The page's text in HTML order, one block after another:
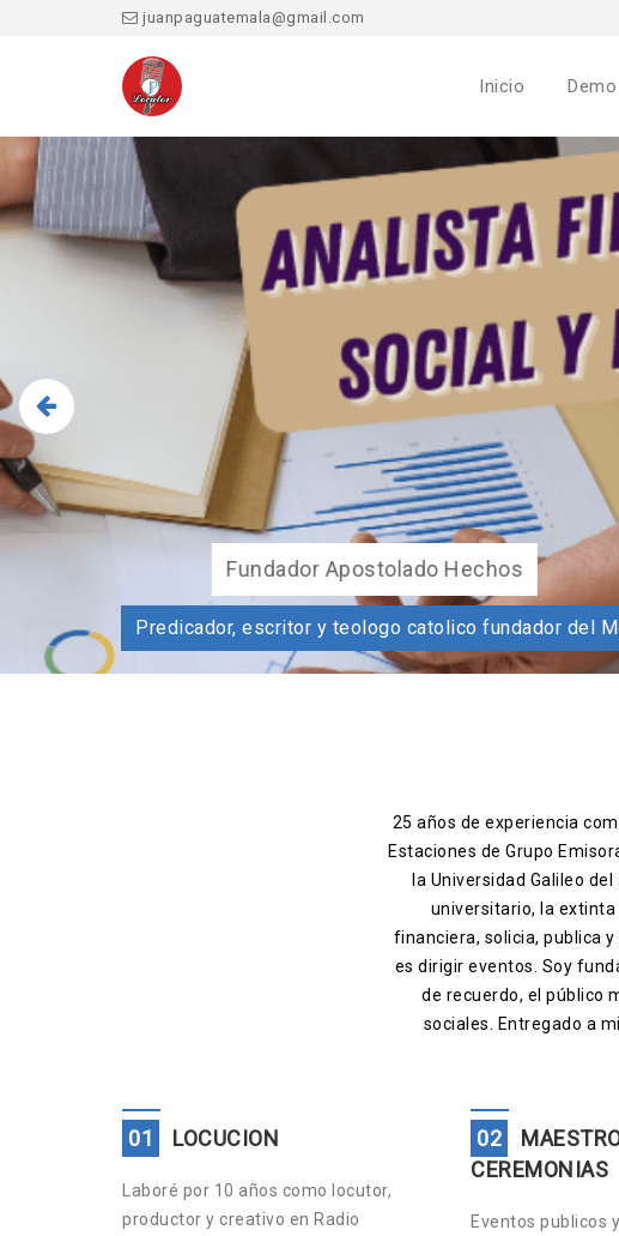
juanpaguatemala@gmail.com
Inicio Demo
Fundador
Predicador, escritor y teologo catolico
25 años de experiencia
Estaciones de Grupo
la Universidad Galileo
universitario, la extinta
financiera, solicia, publica
es dirigir eventos. Soy
de recuerdo, el público
sociales. Entregado a
01 LOCUCION
Laboré por 10 años como locutor,
productor y creativo en Radio
02
CEREMONIAS
Eventos publicos